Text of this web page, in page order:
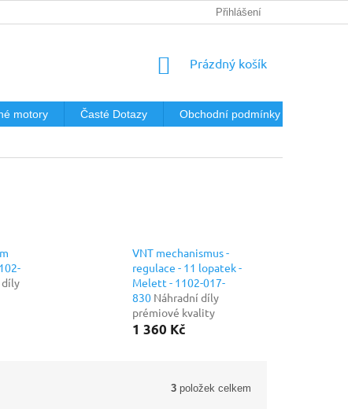
Přihlášení
NÁKUPNÍ
Prázdný košík
motory Časté Dotazy Obchodní podmínky
díly
VNT mechanismus -
regulace - 11 lopatek -
Melett - 1102-017-
830 Náhradní díly
prémiové kvality
1 360 Kč
3 položek celkem